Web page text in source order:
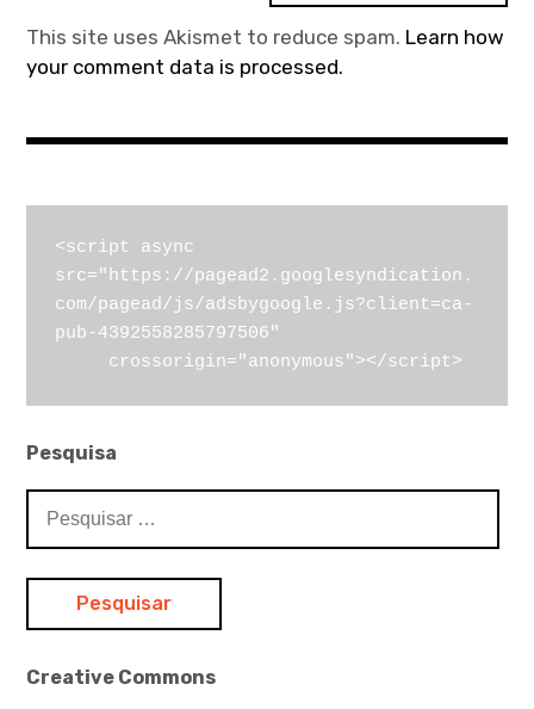
This site uses Akismet to reduce spam. Learn how
your comment data is processed.
<script async
src="https://pagead2.googlesyndication.
com/pagead/js/adsbygoogle.js?client=ca-
pub-4392558285797506"
     crossorigin="anonymous"></script>
Pesquisa
por:
Creative Commons